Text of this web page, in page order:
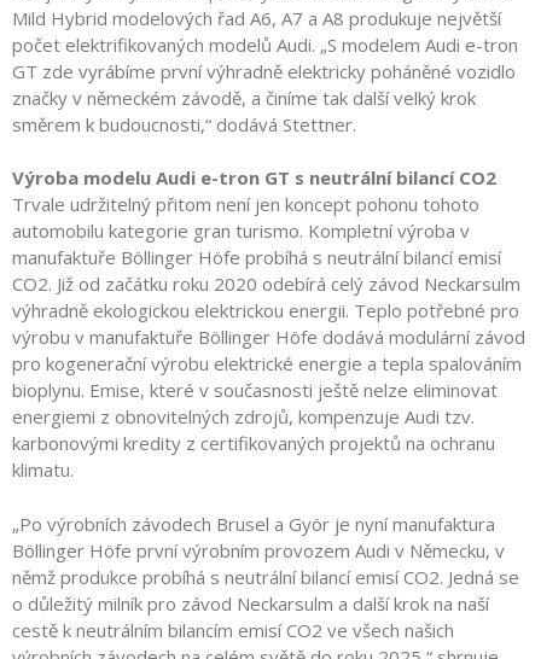
Mild Hybrid modelových řad A6, A7 a A8 produkuje největší
počet elektrifikovaných modelů Audi. „S modelem Audi e-tron
GT zde vyrábíme první výhradně elektricky poháněné vozidlo
značky v německém závodě, a činíme tak další velký krok
směrem k budoucnosti,“ dodává Stettner.
Výroba modelu Audi e-tron GT s neutrální bilancí CO2
Trvale udržitelný přitom není jen koncept pohonu tohoto
automobilu kategorie gran turismo. Kompletní výroba v
manufaktuře Böllinger Höfe probíhá s neutrální bilancí emisí
CO2. Již od začátku roku 2020 odebírá celý závod Neckarsulm
výhradně ekologickou elektrickou energii. Teplo potřebné pro
výrobu v manufaktuře Böllinger Höfe dodává modulární závod
pro kogenerační výrobu elektrické energie a tepla spalováním
bioplynu. Emise, které v současnosti ještě nelze eliminovat
energiemi z obnovitelných zdrojů, kompenzuje Audi tzv.
karbonovými kredity z certifikovaných projektů na ochranu
klimatu.
„Po výrobních závodech Brusel a Györ je nyní manufaktura
Böllinger Höfe první výrobním provozem Audi v Německu, v
němž produkce probíhá s neutrální bilancí emisí CO2. Jedná se
o důležitý milník pro závod Neckarsulm a další krok na naší
cestě k neutrálním bilancím emisí CO2 ve všech našich